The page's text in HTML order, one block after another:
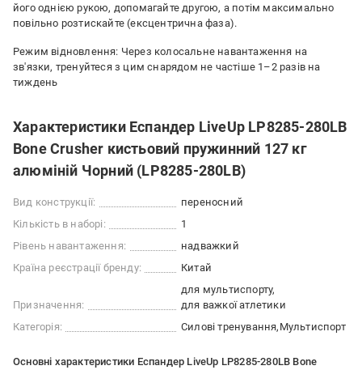
його однією рукою, допомагайте другою, а потім максимально
повільно розтискайте (ексцентрична фаза).
Режим відновлення: Через колосальне навантаження на
зв'язки, тренуйтеся з цим снарядом не частіше 1–2 разів на
тиждень
Характеристики Еспандер LiveUp LP8285-280LB
Bone Crusher кистьовий пружинний 127 кг
алюміній Чорний (LP8285-280LB)
Вид конструкції:
переносний
Кількість в наборі:
1
Рівень навантаження:
надважкий
Країна реєстрації бренду:
Китай
Призначення:
для мультиспорту
для важкої атлетики
Категорія:
Силові тренування Мультиспорт
Основні характеристики Еспандер LiveUp LP8285-280LB Bone